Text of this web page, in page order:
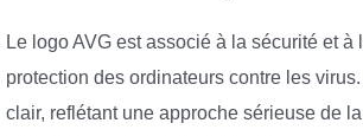
Le logo AVG est associé à la sécurité et à
protection des ordinateurs contre les
clair, reflétant une approche sérieuse de